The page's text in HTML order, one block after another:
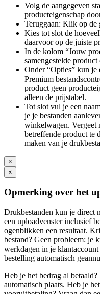
Volg de aangegeven
producteigenschap
Teruggaan: Klik op de
Kies tot slot de
daarvoor op de juiste
In de kolom “Jouw
samengestelde
Onder “Opties” kun je
Premium
product geen
alleen de prijstabel.
Tot slot vul je een
je je bestanden
winkelwagen. Vergeet
betreffende product te
maken van je
×
×
Opmerking over het
Drukbestanden kun je direct
een uploadvenster inclusief
ogenblikken een resultaat.
bestand? Geen probleem: je
werkdagen in je
bestelling automatisch
Heb je het bedrag al
automatisch plaats. Heb je